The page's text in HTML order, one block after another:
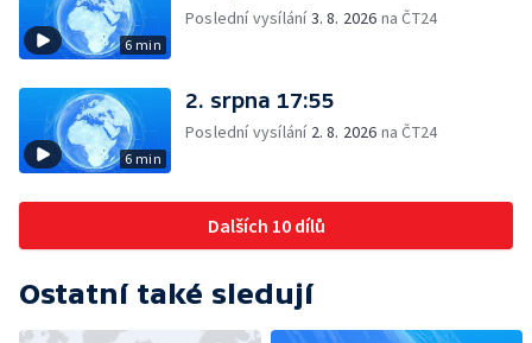
6 min
Poslední vysílání3. 8. 2026 na ČT24
6 min
2. srpna 17:55
Poslední vysílání 2. 8. 2026 na ČT24
Dalších 10 dílů
Ostatní také sledují